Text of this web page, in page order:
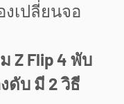
เปลี่ยนจอ
Z Flip 4 พับ
ดับ มี 2 วิธี